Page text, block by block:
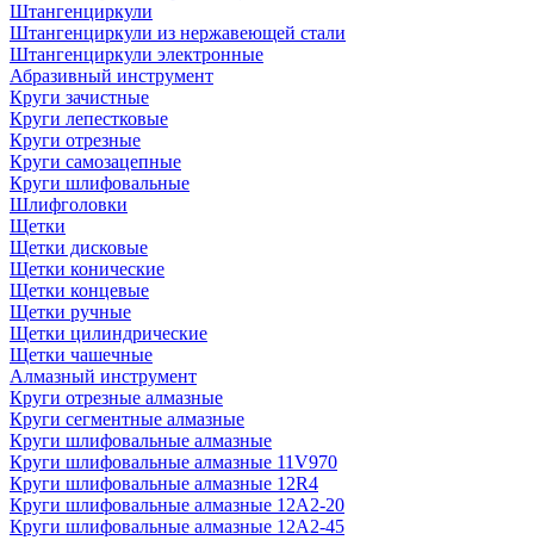
Штангенциркули
Штангенциркули из нержавеющей стали
Штангенциркули электронные
Абразивный инструмент
Круги зачистные
Круги лепестковые
Круги отрезные
Круги самозацепные
Круги шлифовальные
Шлифголовки
Щетки
Щетки дисковые
Щетки конические
Щетки концевые
Щетки ручные
Щетки цилиндрические
Щетки чашечные
Алмазный инструмент
Круги отрезные алмазные
Круги сегментные алмазные
Круги шлифовальные алмазные
Круги шлифовальные алмазные 11V970
Круги шлифовальные алмазные 12R4
Круги шлифовальные алмазные 12А2-20
Круги шлифовальные алмазные 12А2-45